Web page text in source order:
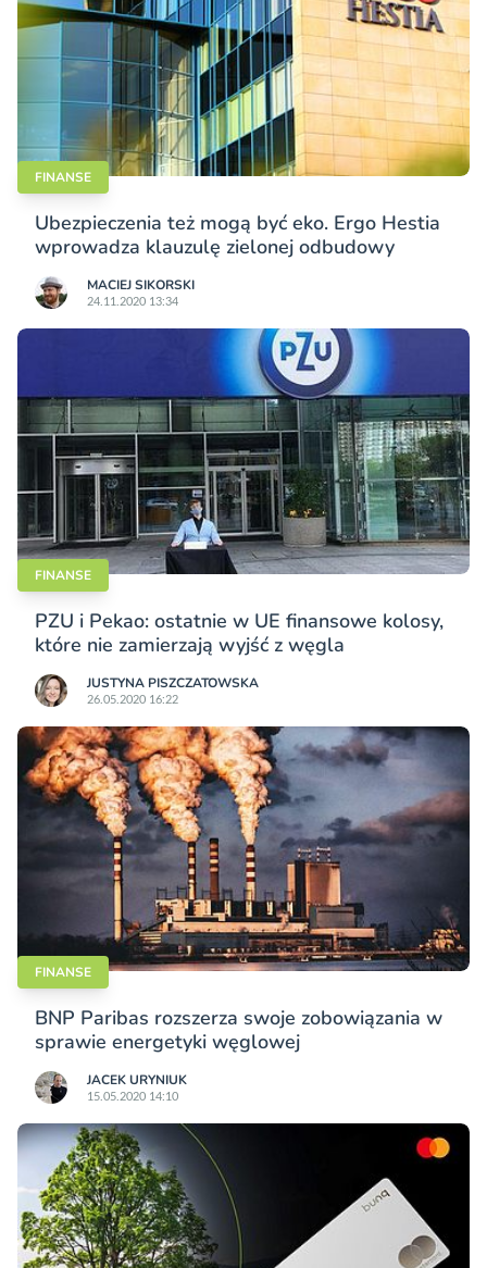
FINANSE
Ubezpieczenia też mogą być eko. Ergo Hestia
wprowadza klauzulę zielonej odbudowy
MACIEJ SIKORSKI
24.11.2020 13:34
FINANSE
PZU i Pekao: ostatnie w UE finansowe kolosy,
które nie zamierzają wyjść z węgla
JUSTYNA PISZCZATOWSKA
26.05.2020 16:22
FINANSE
BNP Paribas rozszerza swoje zobowiązania w
sprawie energetyki węglowej
JACEK URYNIUK
15.05.2020 14:10